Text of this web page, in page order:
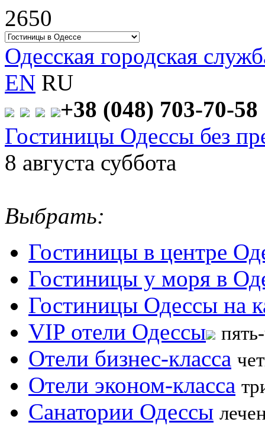
2650
Одесская городская
EN RU
+38 (048) 703-70-58
Гостиницы Одессы без
8 августа суббота
Выбрать:
Гостиницы в центре
Гостиницы у моря в
Гостиницы Одессы на
VIP отели Одессы
Отели бизнес-класса
Отели эконом-класса
Санатории Одессы